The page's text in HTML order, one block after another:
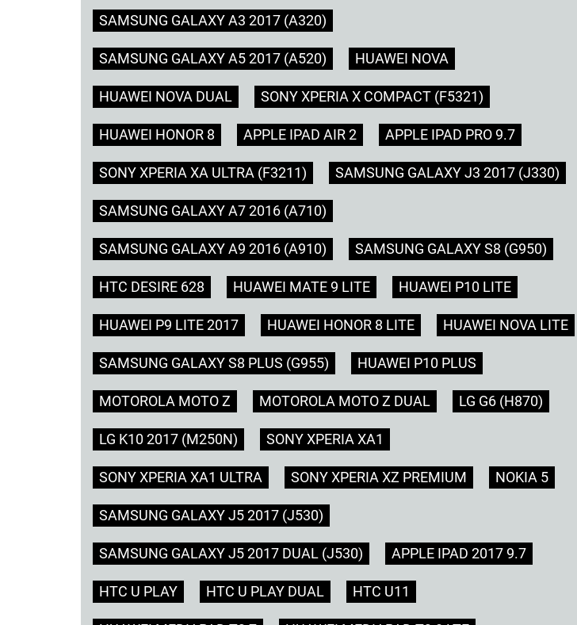
SAMSUNG GALAXY A3 2017 (A320)
SAMSUNG GALAXY A5 2017 (A520) HUAWEI NOVA
HUAWEI NOVA DUAL SONY XPERIA X COMPACT (F5321)
HUAWEI HONOR 8 APPLE IPAD AIR 2 APPLE IPAD PRO 9.7
SONY XPERIA XA ULTRA (F3211) SAMSUNG GALAXY J3 2017 (J330)
SAMSUNG GALAXY A7 2016 (A710)
SAMSUNG GALAXY A9 2016 (A910) SAMSUNG GALAXY S8 (G950)
HTC DESIRE 628 HUAWEI MATE 9 LITE HUAWEI P10 LITE
HUAWEI P9 LITE 2017 HUAWEI HONOR 8 LITE HUAWEI NOVA LITE
SAMSUNG GALAXY S8 PLUS (G955) HUAWEI P10 PLUS
MOTOROLA MOTO Z MOTOROLA MOTO Z DUAL LG G6 (H870)
LG K10 2017 (M250N) SONY XPERIA XA1
SONY XPERIA XA1 ULTRA SONY XPERIA XZ PREMIUM NOKIA 5
SAMSUNG GALAXY J5 2017 (J530)
SAMSUNG GALAXY J5 2017 DUAL (J530) APPLE IPAD 2017 9.7
HTC U PLAY HTC U PLAY DUAL HTC U11